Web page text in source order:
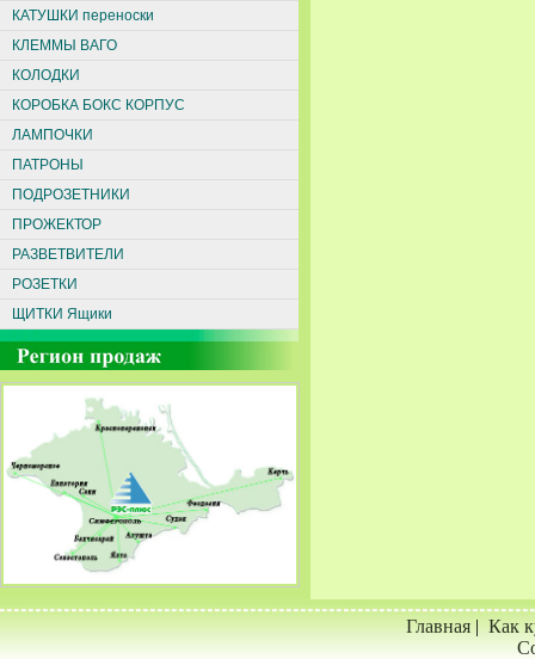
КАТУШКИ переноски
КЛЕММЫ ВАГО
КОЛОДКИ
КОРОБКА БОКС КОРПУС
ЛАМПОЧКИ
ПАТРОНЫ
ПОДРОЗЕТНИКИ
ПРОЖЕКТОР
РАЗВЕТВИТЕЛИ
РОЗЕТКИ
ЩИТКИ Ящики
Главная| Как